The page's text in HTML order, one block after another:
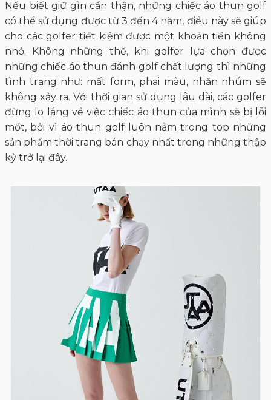
Nếu biết giữ gìn cẩn thận, những chiếc áo thun golf
có thể sử dụng được từ 3 đến 4 năm, điều này sẽ giúp
cho các golfer tiết kiệm được một khoản tiền không
nhỏ. Không những thế, khi golfer lựa chọn được
những chiếc áo thun đánh golf chất lượng thì những
tình trạng như: mất form, phai màu, nhăn nhúm sẽ
không xảy ra. Với thời gian sử dụng lâu dài, các golfer
đừng lo lắng về việc chiếc áo thun của mình sẽ bị lỗi
mốt, bởi vì áo thun golf luôn nằm trong top những
sản phẩm thời trang bán chạy nhất trong những thập
kỷ trở lại đây.